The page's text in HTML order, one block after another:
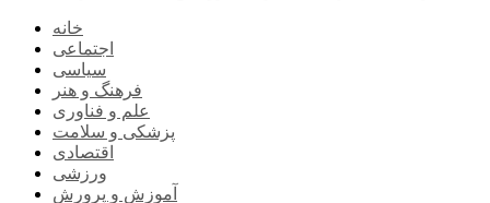
خانه
اجتماعی
سیاسی
فرهنگ و هنر
علم و فناوری
پزشکی و سلامت
اقتصادی
ورزشی
آموزش و پرورش